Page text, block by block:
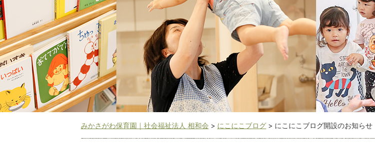
みかさがわ保育園｜社会福祉法人 相和会 > にこにこブログ > にこにこブログ開設のお知らせ